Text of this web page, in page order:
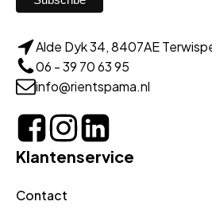
Alde Dyk 34, 8407AE
06 - 39 70 63 95
info@rientspama.nl
Klantenservice
Contact